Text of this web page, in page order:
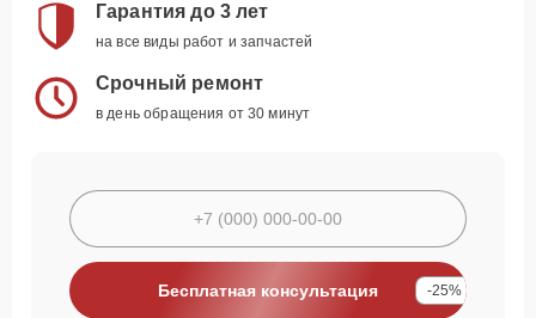
Гарантия до 3 лет
на все виды работ и запчастей
Срочный ремонт
в день обращения от 30 минут
Бесплатная консультация -25%